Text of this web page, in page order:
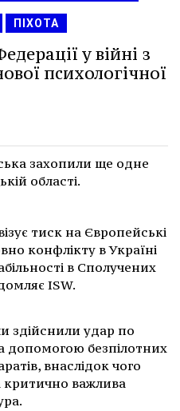
ПІХОТА
у війні з
психологічної
захопили ще одне
області.
тиск на Європейські
конфлікту в Україні
в Сполучених
ISW.
здійснили удар по
допомогою безпілотних
внаслідок чого
критично важлива